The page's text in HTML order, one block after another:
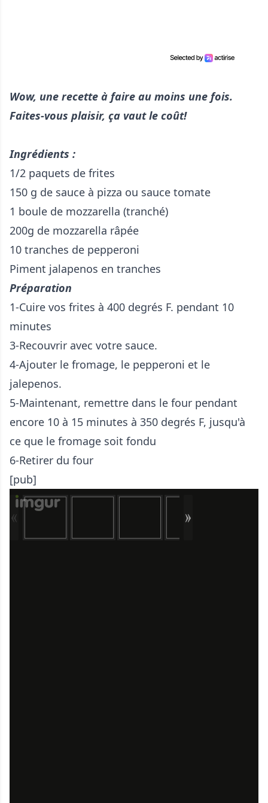
Wow, une recette à faire au moins une fois.
Faites-vous plaisir, ça vaut le coût!
Ingrédients :
1/2 paquets de frites
150 g de sauce à pizza ou sauce tomate
1 boule de mozzarella (tranché)
200g de mozzarella râpée
10 tranches de pepperoni
Piment jalapenos en tranches
Préparation
1-Cuire vos frites à 400 degrés F. pendant 10
minutes
3-Recouvrir avec votre sauce.
4-Ajouter le fromage, le pepperoni et le
jalepenos.
5-Maintenant, remettre dans le four pendant
encore 10 à 15 minutes à 350 degrés F, jusqu'à
ce que le fromage soit fondu
6-Retirer du four
[pub]